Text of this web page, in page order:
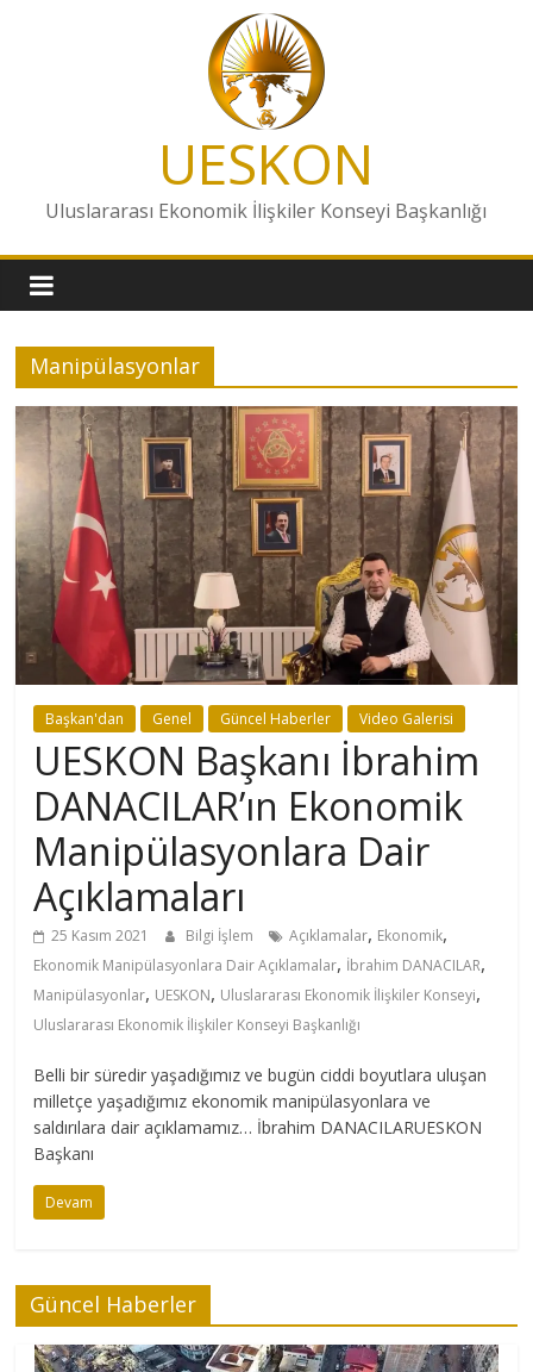
UESKON
Uluslararası Ekonomik İlişkiler Konseyi Başkanlığı
Manipülasyonlar
Başkan'dan Genel Güncel Haberler Video Galerisi
UESKON Başkanı İbrahim
DANACILAR’ın Ekonomik
Manipülasyonlara Dair
Açıklamaları
25 Kasım 2021 Bilgi İşlem Açıklamalar, Ekonomik,
Ekonomik Manipülasyonlara Dair Açıklamalar, İbrahim DANACILAR,
Manipülasyonlar, UESKON, Uluslararası Ekonomik İlişkiler Konseyi,
Uluslararası Ekonomik İlişkiler Konseyi Başkanlığı
Belli bir süredir yaşadığımız ve bugün ciddi boyutlara uluşan
milletçe yaşadığımız ekonomik manipülasyonlara ve
saldırılara dair açıklamamız… İbrahim DANACILARUESKON
Başkanı
Devam
Güncel Haberler